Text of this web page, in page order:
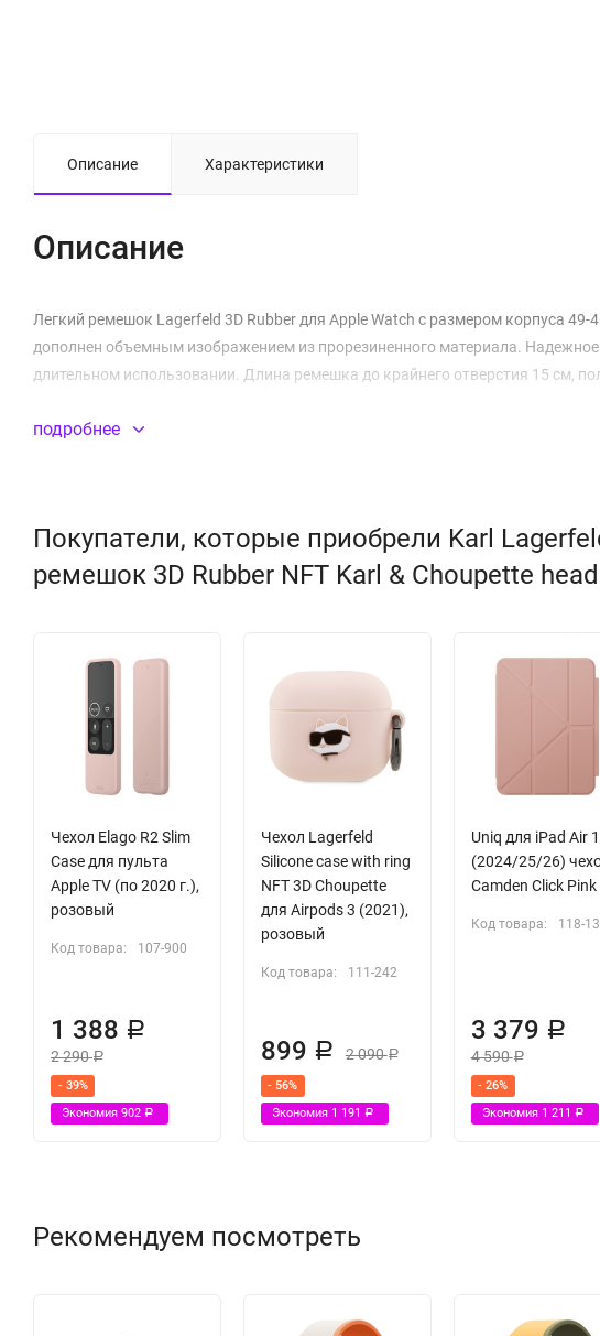
Описание Характеристики
Описание
Легкий ремешок Lagerfeld 3D Rubber для Apple Watch с размером корпуса
дополнен объемным изображением из прорезиненного материала.
длительном использовании. Длина ремешка до крайнего отверстия 15 см,
подробнее
Покупатели, которые приобрели Karl
ремешок 3D Rubber NFT Karl & Choupette
Чехол Elago R2 Slim
Case для пульта
Apple TV (по 2020 г.),
розовый
Код товара: 107-900
1 388 Р
2 290Р
- 39%
Экономия 902 Р
Чехол Lagerfeld
Silicone case with ring
NFT 3D Choupette
для Airpods 3 (2021),
розовый
Код товара: 111-242
899 Р 2 090Р
- 56%
Экономия 1 191 Р
Uniq для iPad Air
(2024/25/26)
Camden Click Pink
Код товара: 118-
3 379 Р
4 590Р
- 26%
Экономия 1 211 Р
Рекомендуем посмотреть